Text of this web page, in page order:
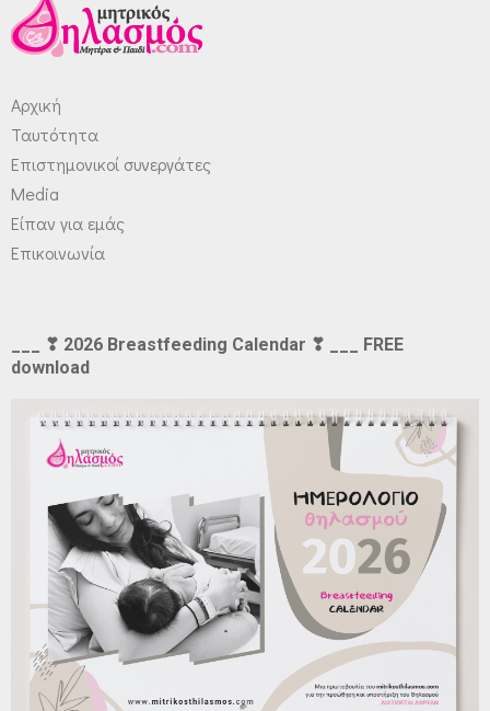
Αρχική
Ταυτότητα
Επιστημονικοί συνεργάτες
Media
Είπαν για εμάς
Επικοινωνία
___ ❣ 2026 Breastfeeding Calendar ❣ ___ FREE
download